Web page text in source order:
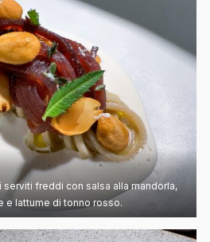
serviti freddi con salsa alla mandorla,
e lattume di tonno rosso.